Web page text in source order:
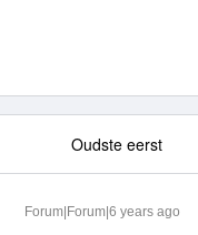
Oudste eerst
Forum|Forum|6 years ago